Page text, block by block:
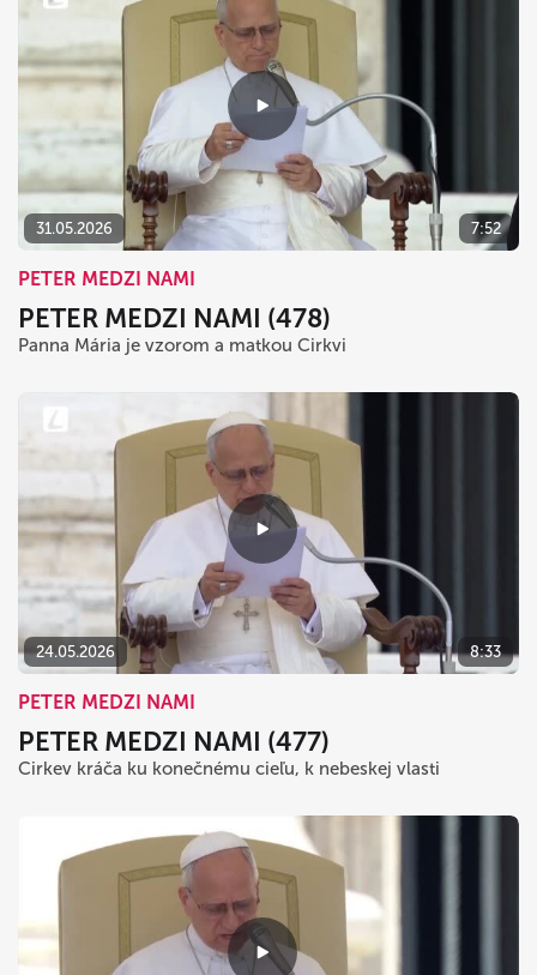
31.05.2026 7:52
PETER MEDZI NAMI
PETER MEDZI NAMI (478)
Panna Mária je vzorom a matkou Cirkvi
24.05.2026 8:33
PETER MEDZI NAMI
PETER MEDZI NAMI (477)
Cirkev kráča ku konečnému cieľu, k nebeskej vlasti